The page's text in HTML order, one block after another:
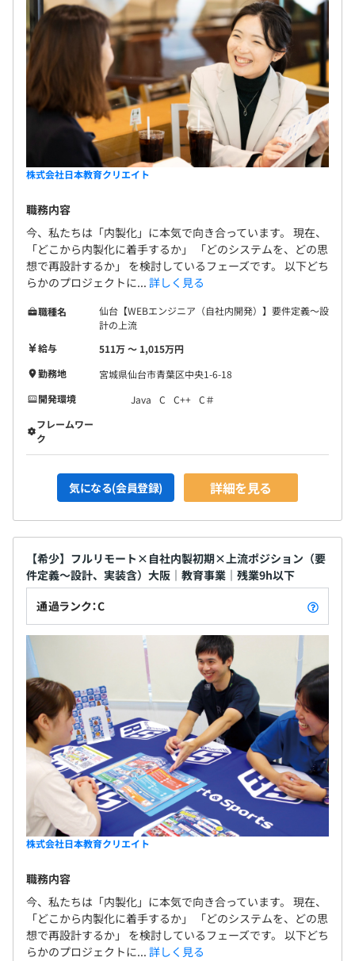
株式会社日本教育クリエイト
職務内容
今、私たちは「内製化」に本気で向き合っています。 現在、
「どこから内製化に着手するか」 「どのシステムを、どの思
想で再設計するか」 を検討しているフェーズです。 以下どち
らかのプロジェクトに... 詳しく見る
職種名
仙台【WEBエンジニア（自社内開発）】要件定義～設
計の上流
給与
511万 〜 1,015万円
勤務地
宮城県仙台市青葉区中央1-6-18
開発環境
Java C C++ C＃
フレームワー
ク
気になる(会員登録) 詳細を見る
【希少】フルリモート×自社内製初期×上流ポジション（要
件定義～設計、実装含）大阪｜教育事業｜残業9h以下
通過ランク：C
株式会社日本教育クリエイト
職務内容
今、私たちは「内製化」に本気で向き合っています。 現在、
「どこから内製化に着手するか」 「どのシステムを、どの思
想で再設計するか」 を検討しているフェーズです。 以下どち
らかのプロジェクトに... 詳しく見る